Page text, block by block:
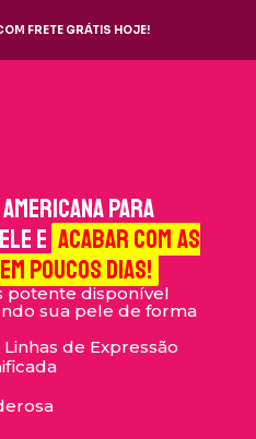
FRETE GRÁTIS HOJE!
PARA
E ACABAR COM AS
POUCOS DIAS!
potente disponível
sua pele de forma
de Expressão